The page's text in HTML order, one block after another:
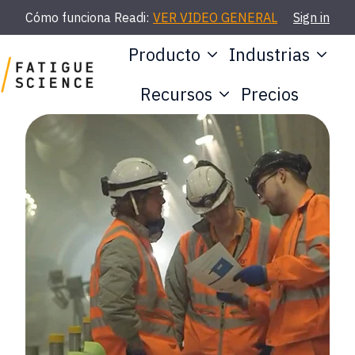
Cómo funciona Readi: VER VIDEO GENERAL Sign in
Producto
Industrias
Recursos
Precios